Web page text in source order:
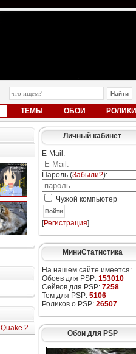
ТЕМЫ ОБОИ РОЛИКИ
Quake 2
Личный кабинет
E-Mail:
Пароль (Забыли?):
Чужой компьютер
Войти
[Регистрация]
МиниСтатистика
На нашем сайте имеется:
Обоев для PSP: 153010
Сейвов для PSP: 7258
Тем для PSP: 5106
Роликов о PSP: 26507
Обои для PSP